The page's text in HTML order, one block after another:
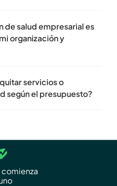
de salud empresarial es
organización y
servicios o
según el presupuesto?